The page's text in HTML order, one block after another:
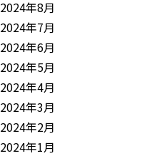
2024年8月
2024年7月
2024年6月
2024年5月
2024年4月
2024年3月
2024年2月
2024年1月